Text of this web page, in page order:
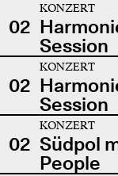
02
KONZERT
Session
02
KONZERT
Session
02
KONZERT
Südpol
People